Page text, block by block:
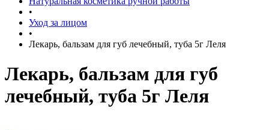
•
Уход за лицом
•
Лекарь, бальзам для губ лечебный, туба 5г Леля
Лекарь, бальзам для губ
лечебный, туба 5г Леля